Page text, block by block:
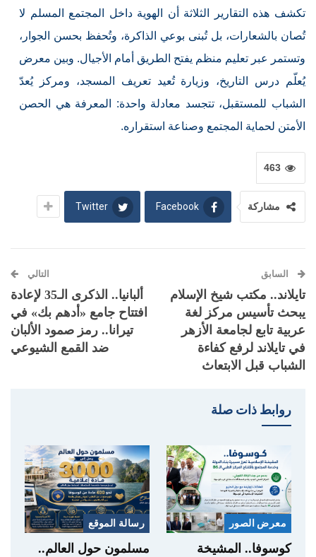
تكشف هذه التقارير الثلاثة أن الهوية داخل المجتمع المسلم لا
تُصان بالشعارات، بل تُبنى بوعي الذاكرة، وتُحفظ بحسن الجوار،
وتستمر عبر تعليم منظم يفتح الطريق أمام الأجيال. وبين معرض
يُعلّم درس التاريخ، وزيارة تُعيد تعريف المسجد، ومركز يُعدّ
الشباب للمستقبل، تتجسد معادلة واحدة: المعرفة هي الحصن
الأمتن لحماية المجتمع وصناعة استقراره.
463
مشاركة Facebook
Twitter
السابق
تايلاند.. مكتب شيخ الإسلام
يبحث تأسيس مركز لغة
عربية تابع لجامعة الأزهر
في تايلاند لرفع كفاءة
الشباب قبل الابتعاث
التالي
ألبانيا.. الذكرى الـ35 لإعادة
افتتاح جامع «أدهم بك» في
تيرانا.. رمز صمود الألبان
ضد القمع الشيوعي
روابط ذات صلة
معرض الصور
كوسوفا.. المشيخة
رسالة الموقع
مسلمون حول العالم..